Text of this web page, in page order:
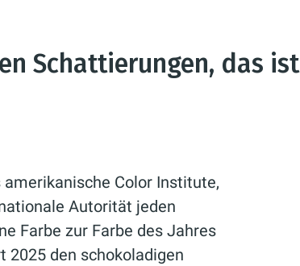
Schattierungen, das ist
amerikanische Color Institute,
Autorität jeden
Farbe zur Farbe des Jahres
2025 den schokoladigen